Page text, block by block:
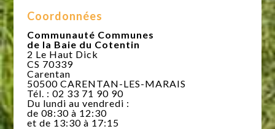
Coordonnées
Communauté Communes
de la Baie du Cotentin
2 Le Haut Dick
CS 70339
Carentan
50500 CARENTAN-LES-MARAIS
Tél. : 02 33 71 90 90
Du lundi au vendredi :
de 08:30 à 12:30
et de 13:30 à 17:15